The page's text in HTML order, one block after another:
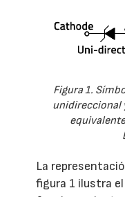
Figura 1.
unidireccional
La
figura 1 ilustra